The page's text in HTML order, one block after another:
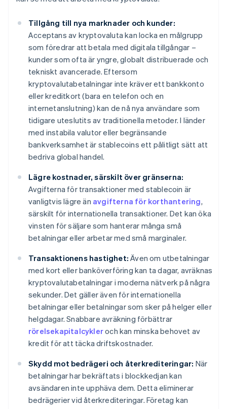
Tillgång till nya marknader och kunder:
Acceptans av kryptovaluta kan locka en målgrupp
som föredrar att betala med digitala tillgångar –
kunder som ofta är yngre, globalt distribuerade och
tekniskt avancerade. Eftersom
kryptovalutabetalningar inte kräver ett bankkonto
eller kreditkort (bara en telefon och en
internetanslutning) kan de nå nya användare som
tidigare uteslutits av traditionella metoder. I länder
med instabila valutor eller begränsande
bankverksamhet är stablecoins ett pålitligt sätt att
bedriva global handel.
Lägre kostnader, särskilt över gränserna:
Avgifterna för transaktioner med stablecoin är
vanligtvis lägre än avgifterna för korthantering,
särskilt för internationella transaktioner. Det kan öka
vinsten för säljare som hanterar många små
betalningar eller arbetar med små marginaler.
Transaktionens hastighet: Även om utbetalningar
med kort eller banköverföring kan ta dagar, avräknas
kryptovalutabetalningar i moderna nätverk på några
sekunder. Det gäller även för internationella
betalningar eller betalningar som sker på helger eller
helgdagar. Snabbare avräkning förbättrar
rörelsekapitalcykleroch kan minska behovet av
kredit för att täcka driftskostnader.
Skydd mot bedrägeri och återkrediteringar: När
betalningar har bekräftats i blockkedjan kan
avsändaren inte upphäva dem. Detta eliminerar
bedrägerier vid återkrediteringar. Företag kan